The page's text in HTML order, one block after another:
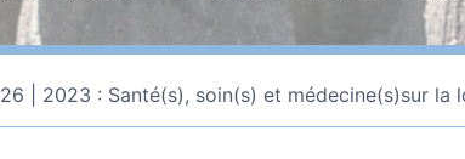
26 | 2023 : Santé(s), soin(s) et médecine(s)sur la